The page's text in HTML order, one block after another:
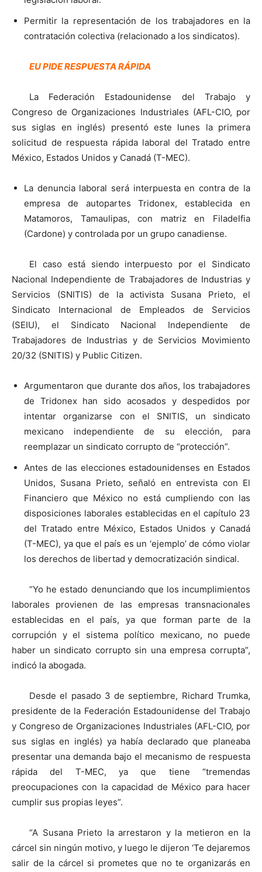
Permitir la representación de los trabajadores en la
contratación colectiva (relacionado a los sindicatos).
EU PIDE RESPUESTA RÁPIDA
La Federación Estadounidense del Trabajo y
Congreso de Organizaciones Industriales (AFL-CIO, por
sus siglas en inglés) presentó este lunes la primera
solicitud de respuesta rápida laboral del Tratado entre
México, Estados Unidos y Canadá (T-MEC).
La denuncia laboral será interpuesta en contra de la
empresa de autopartes Tridonex, establecida en
Matamoros, Tamaulipas, con matriz en Filadelfia
(Cardone) y controlada por un grupo canadiense.
El caso está siendo interpuesto por el Sindicato
Nacional Independiente de Trabajadores de Industrias y
Servicios (SNITIS) de la activista Susana Prieto, el
Sindicato Internacional de Empleados de Servicios
(SEIU), el Sindicato Nacional Independiente de
Trabajadores de Industrias y de Servicios Movimiento
20/32 (SNITIS) y Public Citizen.
Argumentaron que durante dos años, los trabajadores
de Tridonex han sido acosados y despedidos por
intentar organizarse con el SNITIS, un sindicato
mexicano independiente de su elección, para
reemplazar un sindicato corrupto de “protección”.
Antes de las elecciones estadounidenses en Estados
Unidos, Susana Prieto, señaló en entrevista con El
Financiero que México no está cumpliendo con las
disposiciones laborales establecidas en el capítulo 23
del Tratado entre México, Estados Unidos y Canadá
(T-MEC), ya que el país es un ‘ejemplo’ de cómo violar
los derechos de libertad y democratización sindical.
“Yo he estado denunciando que los incumplimientos
laborales provienen de las empresas transnacionales
establecidas en el país, ya que forman parte de la
corrupción y el sistema político mexicano, no puede
haber un sindicato corrupto sin una empresa corrupta”,
indicó la abogada.
Desde el pasado 3 de septiembre, Richard Trumka,
presidente de la Federación Estadounidense del Trabajo
y Congreso de Organizaciones Industriales (AFL-CIO, por
sus siglas en inglés) ya había declarado que planeaba
presentar una demanda bajo el mecanismo de respuesta
rápida del T-MEC, ya que tiene “tremendas
preocupaciones con la capacidad de México para hacer
cumplir sus propias leyes”.
“A Susana Prieto la arrestaron y la metieron en la
cárcel sin ningún motivo, y luego le dijeron ‘Te dejaremos
salir de la cárcel si prometes que no te organizarás en